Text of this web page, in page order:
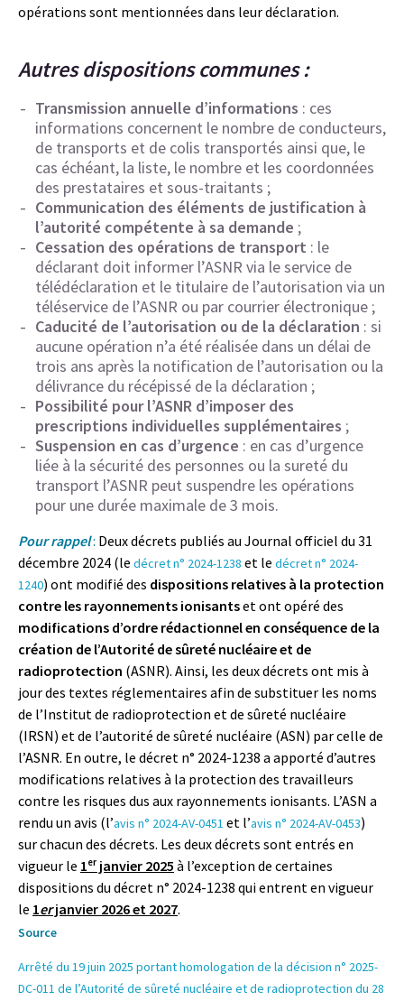
opérations sont mentionnées dans leur déclaration.
Autres dispositions communes :
Transmission annuelle d’informations : ces
informations concernent le nombre de conducteurs,
de transports et de colis transportés ainsi que, le
cas échéant, la liste, le nombre et les coordonnées
des prestataires et sous-traitants ;
Communication des éléments de justification à
l’autorité compétente à sa demande ;
Cessation des opérations de transport : le
déclarant doit informer l’ASNR via le service de
télédéclaration et le titulaire de l’autorisation via un
téléservice de l’ASNR ou par courrier électronique ;
Caducité de l’autorisation ou de la déclaration : si
aucune opération n’a été réalisée dans un délai de
trois ans après la notification de l’autorisation ou la
délivrance du récépissé de la déclaration ;
Possibilité pour l’ASNR d’imposer des
prescriptions individuelles supplémentaires ;
Suspension en cas d’urgence : en cas d’urgence
liée à la sécurité des personnes ou la sureté du
transport l’ASNR peut suspendre les opérations
pour une durée maximale de 3 mois.
Pour rappel: Deux décrets publiés au Journal officiel du 31
décembre 2024 (le décret n° 2024-1238 et le décret n° 2024-
1240) ont modifié des dispositions relatives à la protection
contre les rayonnements ionisantset ont opéré des
modifications d’ordre rédactionnel en conséquence de la
création de l’Autorité de sûreté nucléaire et de
radioprotection (ASNR). Ainsi, les deux décrets ont mis à
jour des textes réglementaires afin de substituer les noms
de l’Institut de radioprotection et de sûreté nucléaire
(IRSN) et de l’autorité de sûreté nucléaire (ASN) par celle de
l’ASNR. En outre, le décret n° 2024-1238 a apporté d’autres
modifications relatives à la protection des travailleurs
contre les risques dus aux rayonnements ionisants. L’ASN a
rendu un avis (l’avis n° 2024-AV-0451 et l’avis n° 2024-AV-0453)
sur chacun des décrets. Les deux décrets sont entrés en
vigueur le 1ᵉʳ janvier 2025 à l’exception de certaines
dispositions du décret n° 2024-1238 qui entrent en vigueur
le 1erjanvier 2026 et 2027.
Source
Arrêté du 19 juin 2025 portant homologation de la décision n° 2025-
DC-011 de l’Autorité de sûreté nucléaire et de radioprotection du 28